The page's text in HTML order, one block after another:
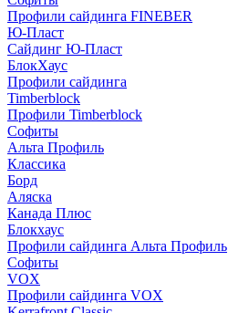
Профили сайдинга FINEBER
Ю-Пласт
Сайдинг Ю-Пласт
БлокХаус
Профили сайдинга
Timberblock
Профили Timberblock
Софиты
Альта Профиль
Классика
Борд
Аляска
Канада Плюс
Блокхаус
Профили сайдинга Альта Профиль
Софиты
VOX
Профили сайдинга VOX